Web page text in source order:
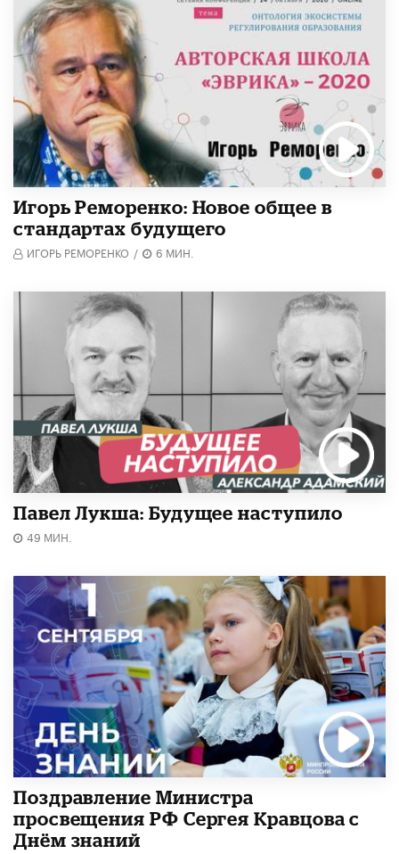
Игорь Реморенко: Новое общее в
стандартах будущего
ИГОРЬ РЕМОРЕНКО / 6 МИН.
Павел Лукша: Будущее наступило
49 МИН.
Поздравление Министра
просвещения РФ Сергея Кравцова с
Днём знаний